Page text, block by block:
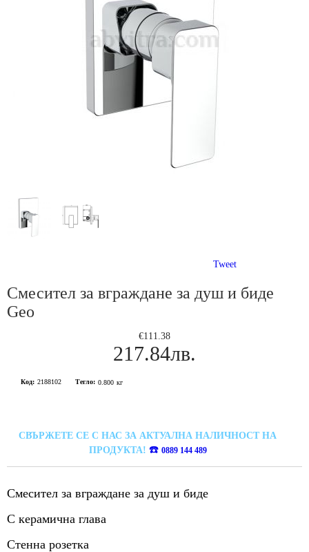
Tweet
Смесител за вграждане за душ и биде
Geo
€111.38
217.84лв.
Код: 2188102 Тегло: 0.800 кг
СВЪРЖЕТЕ СЕ С НАС ЗА АКТУАЛНА НАЛИЧНОСТ НА
ПРОДУКТА! ☎️ 0889 144 489
Смесител за вграждане за душ и биде
С керамична глава
Стенна розетка